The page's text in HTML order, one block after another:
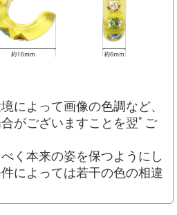
によって画像の色調など、
がございますことを翌ﾟご
く本来の姿を保つようにし
によっては若干の色の相違